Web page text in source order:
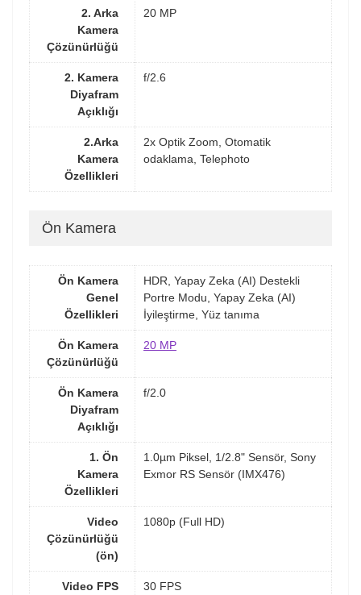
2. Arka
Kamera
Çözünürlüğü
20 MP
2. Kamera
Diyafram
Açıklığı
f/2.6
2.Arka
Kamera
Özellikleri
2x Optik Zoom, Otomatik
odaklama, Telephoto
Ön Kamera
Ön Kamera
Genel
Özellikleri
HDR, Yapay Zeka (AI) Destekli
Portre Modu, Yapay Zeka (AI)
İyileştirme, Yüz tanıma
Ön Kamera
Çözünürlüğü
20 MP
Ön Kamera
Diyafram
Açıklığı
f/2.0
1. Ön
Kamera
Özellikleri
1.0µm Piksel, 1/2.8" Sensör, Sony
Exmor RS Sensör (IMX476)
Video
Çözünürlüğü
(ön)
1080p (Full HD)
Video FPS
30 FPS